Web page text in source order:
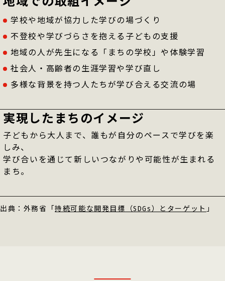
学校や地域が協力した学びの場づくり
不登校や学びづらさを抱える子どもの支援
地域の人が先生になる「まちの学校」や体験学習
社会人・高齢者の生涯学習や学び直し
多様な背景を持つ人たちが学び合える交流の場
実現した まちのイメージ
子どもから大人まで、誰もが自分のペースで学びを楽
しみ、
学び合いを通じて新しいつながりや可能性が生まれる
まち。
出典：外務省「持続可能な開発目標（SDGs）とターゲット 」